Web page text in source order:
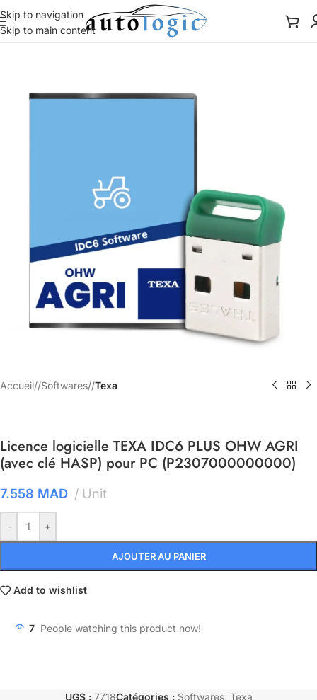
Skip to navigation
Skip to main content
Accueil/ Softwares/ Texa
Licence logicielle TEXA IDC6 PLUS OHW AGRI
(avec clé HASP) pour PC (P2307000000000)
7.558 MAD Unit
- +
AJOUTER AU PANIER
Add to wishlist
7 People watching this product now!
UGS : 7718Catégories : Softwares, Texa